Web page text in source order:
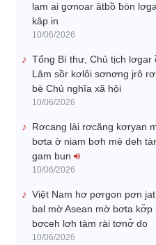
lam ai gơnoar ătbồ ƀòn
kâp in
10/06/2026
Tổng Bí thư, Chủ tịch lơgar
Lâm sồr kơlôi sơnơng jrô
bè Chủ nghĩa xã hội
10/06/2026
Rơcang lài rơcăng kơryan
bơta ờ niam bơh mè deh
gam bun
10/06/2026
Việt Nam hơ pơrgon pơn
bal mờ Asean mờ bơta kơ̆p
bơceh lơh tàm rài tơnơ̆ do
10/06/2026